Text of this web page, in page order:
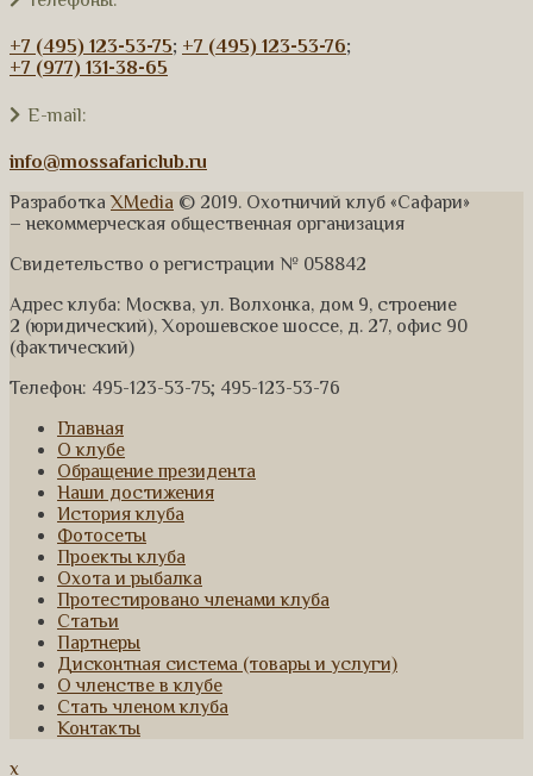
+7 (495) 123-53-75; +7 (495) 123-53-76;
+7 (977) 131-38-65
E-mail:
info@mossafariclub.ru
Разработка XMedia © 2019. Охотничий клуб «Сафари»
– некоммерческая общественная организация
Свидетельство о регистрации № 058842
Адрес клуба: Москва, ул. Волхонка, дом 9, строение
2 (юридический), Хорошевское шоссе, д. 27, офис 90
(фактический)
Телефон: 495-123-53-75; 495-123-53-76
Главная
О клубе
Обращение президента
Наши достижения
История клуба
Фотосеты
Проекты клуба
Охота и рыбалка
Протестировано членами клуба
Статьи
Партнеры
Дисконтная система (товары и услуги)
О членстве в клубе
Стать членом клуба
Контакты
x